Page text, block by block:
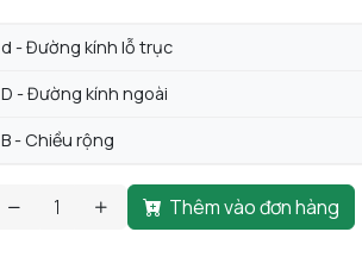
d - Đường kính lỗ trục
D - Đường kính ngoài
B - Chiều rộng
Thêm vào đơn hàng